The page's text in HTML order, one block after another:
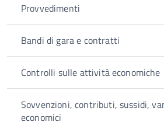
Provvedimenti
Bandi di gara e contratti
Controlli sulle attività economiche
Sovvenzioni, contributi, sussidi,
economici